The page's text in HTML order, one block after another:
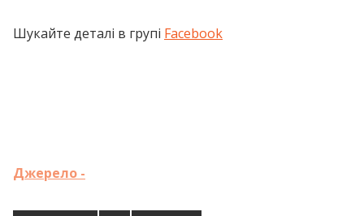
Шукайте деталі в групі Facebook
Джерело -